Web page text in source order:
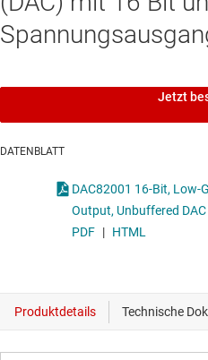
Jetzt
DATENBLATT
DAC82001 16-Bit, Low-
Output, Unbuffered
PDF | HTML